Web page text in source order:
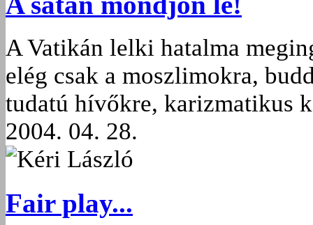
A Vatikán lelki hatalma
elég csak a moszlimokra,
tudatú hívőkre, karizmatikus
2004. 04. 28.
Kéri László
Fair play...